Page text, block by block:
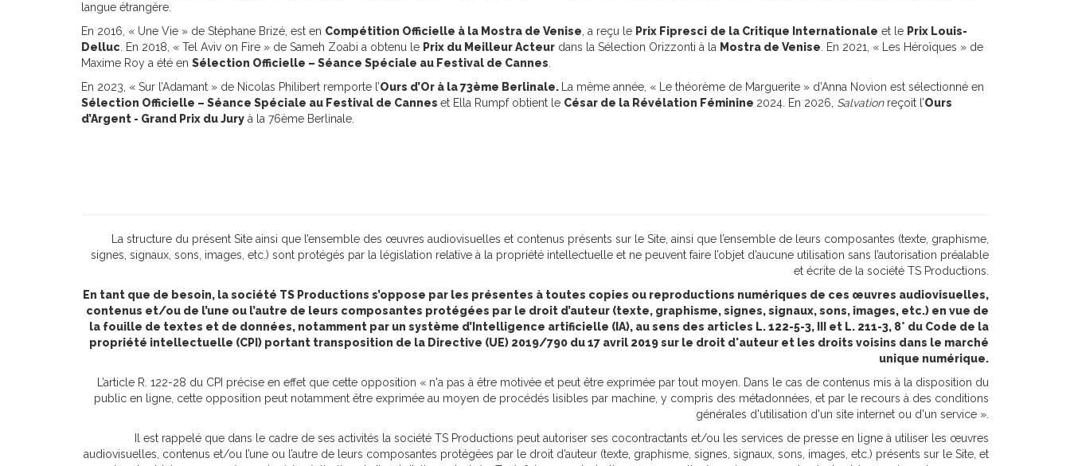
langue étrangère.
En 2016, « Une Vie » de Stéphane Brizé, est en Compétition Officielle à la Mostra de Venise , a reçu le Prix Fipresci de la Critique Internationale et le Prix Louis-
Delluc . En 2018, « Tel Aviv on Fire » de Sameh Zoabi a obtenu le Prix du Meilleur Acteur dans la Sélection Orizzonti à la Mostra de Venise . En 2021, « Les Héroïques » de
Maxime Roy a été en Sélection Officielle – Séance Spéciale au Festival de Cannes
En 2023, « Sur l’Adamant » de Nicolas Philibert remporte l’Ours d’Or à la 73ème Berlinale.
La même année, « Le théorème de Marguerite » d’Anna Novion est sélectionné en
Sélection Officielle – Séance Spéciale au Festival de Cannes et Ella Rumpf obtient le César de la Révélation Féminine 2024. En 2026, Salvationreçoit l’Ours
d’Argent - Grand Prix du Jury à la 76ème Berlinale.
La structure du présent Site ainsi que l’ensemble des œuvres audiovisuelles et contenus présents sur le Site, ainsi que l’ensemble de leurs composantes (texte, graphisme,
signes, signaux, sons, images, etc.) sont protégés par la législation relative à la propriété intellectuelle et ne peuvent faire l’objet d’aucune utilisation sans l’autorisation préalable
et écrite de la société TS Productions.
En tant que de besoin, la société TS Productions s’oppose par les présentes à toutes copies ou reproductions numériques de ces œuvres audiovisuelles,
contenus et/ou de l’une ou l’autre de leurs composantes protégées par le droit d’auteur (texte, graphisme, signes, signaux, sons, images, etc.) en vue de
la fouille de textes et de données, notamment par un système d’Intelligence artificielle (IA), au sens des articles L. 122-5-3, III et L. 211-3, 8° du Code de la
propriété intellectuelle (CPI) portant transposition de la Directive (UE) 2019/790 du 17 avril 2019 sur le droit d'auteur et les droits voisins dans le marché
unique numérique.
L’article R. 122-28 du CPI précise en effet que cette opposition « n'a pas à être motivée et peut être exprimée par tout moyen. Dans le cas de contenus mis à la disposition du
public en ligne, cette opposition peut notamment être exprimée au moyen de procédés lisibles par machine, y compris des métadonnées, et par le recours à des conditions
générales d'utilisation d'un site internet ou d'un service ».
Il est rappelé que dans le cadre de ses activités la société TS Productions peut autoriser ses cocontractants et/ou les services de presse en ligne à utiliser les œuvres
audiovisuelles, contenus et/ou l’une ou l’autre de leurs composantes protégées par le droit d’auteur (texte, graphisme, signes, signaux, sons, images, etc.) présents sur le Site, et